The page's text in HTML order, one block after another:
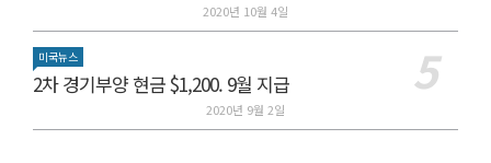
2020년 10월 4일
미국뉴스
2차 경기부양 현금 $1,200. 9월 지급
2020년 9월 2일